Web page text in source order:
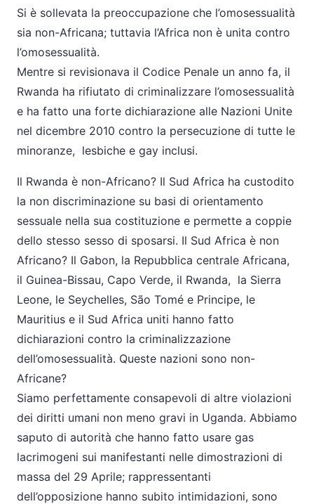
Si è sollevata la preoccupazione che l’omosessualità
sia non-Africana; tuttavia l’Africa non è unita contro
l’omosessualità.
Mentre si revisionava il Codice Penale un anno fa, il
Rwanda ha rifiutato di criminalizzare l’omosessualità
e ha fatto una forte dichiarazione alle Nazioni Unite
nel dicembre 2010 contro la persecuzione di tutte le
minoranze, lesbiche e gay inclusi.
Il Rwanda è non-Africano? Il Sud Africa ha custodito
la non discriminazione su basi di orientamento
sessuale nella sua costituzione e permette a coppie
dello stesso sesso di sposarsi. Il Sud Africa è non
Africano? Il Gabon, la Repubblica centrale Africana,
il Guinea-Bissau, Capo Verde, il Rwanda, la Sierra
Leone, le Seychelles, São Tomé e Principe, le
Mauritius e il Sud Africa uniti hanno fatto
dichiarazioni contro la criminalizzazione
dell’omosessualità. Queste nazioni sono non-
Africane?
Siamo perfettamente consapevoli di altre violazioni
dei diritti umani non meno gravi in Uganda. Abbiamo
saputo di autorità che hanno fatto usare gas
lacrimogeni sui manifestanti nelle dimostrazioni di
massa del 29 Aprile; rappressentanti
dell’opposizione hanno subito intimidazioni, sono